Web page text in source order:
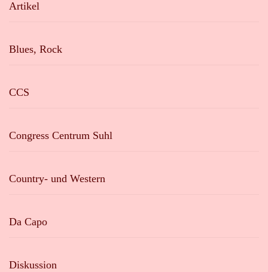
Artikel
Blues, Rock
CCS
Congress Centrum Suhl
Country- und Western
Da Capo
Diskussion